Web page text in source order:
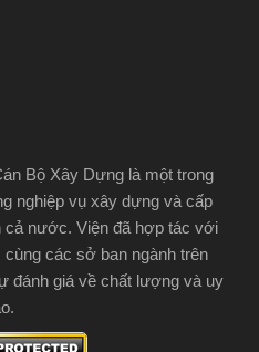
Bộ Xây Dựng là một trong
nghiệp vụ xây dựng và cấp
nước. Viện đã hợp tác với
các sở ban ngành trên
đánh giá về chất lượng và uy